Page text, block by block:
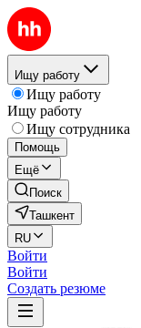
Ищу работу
Ищу работу
Ищу работу
Ищу сотрудника
Помощь
Ещё
Поиск
Ташкент
RU
Войти
Войти
Создать резюме